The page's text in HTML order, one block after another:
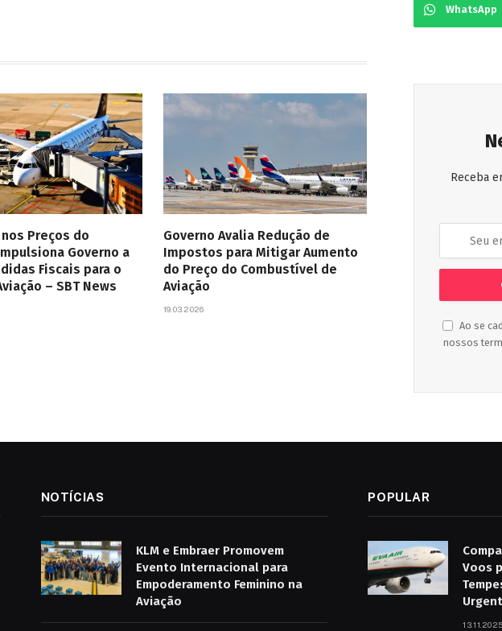
Preços do
Governo a
Fiscais para o
– SBT News
Governo Avalia Redução de
Impostos para Mitigar Aumento
do Preço do Combustível de
Aviação
19.03.2026
WhatsApp
Receba
Ao se
nossos
NOTÍCIAS
KLM e Embraer Promovem
Evento Internacional para
Empoderamento Feminino na
Aviação
POPULAR
Voos
13.11.2025